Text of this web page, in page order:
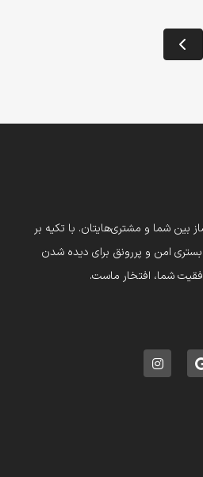
بین شما و مشتری‌هایتان. با تکیه بر
امن و پررونق برای دیده شدن
شما، افتخار ماست.